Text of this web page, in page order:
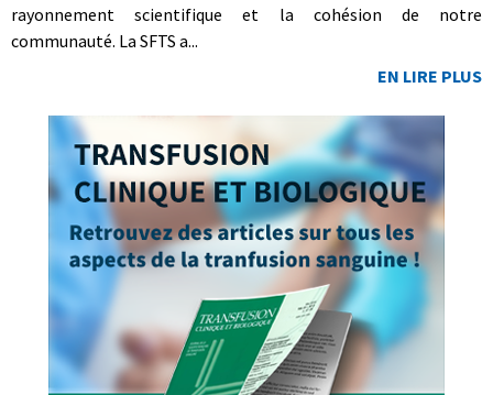
rayonnement scientifique et la cohésion de notre
communauté. La SFTS a...
EN LIRE PLUS